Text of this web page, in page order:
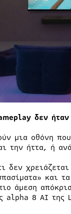
δεν
μια οθόνη
την ήττα, ή
δεν
και
άμεση
alpha 8 AI της